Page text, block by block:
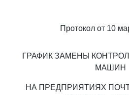
Протокол от 10
ГРАФИК ЗАМЕНЫ
МАШИН
НА ПРЕДПРИЯТИЯХ